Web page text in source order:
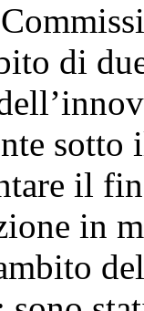
di
il
in